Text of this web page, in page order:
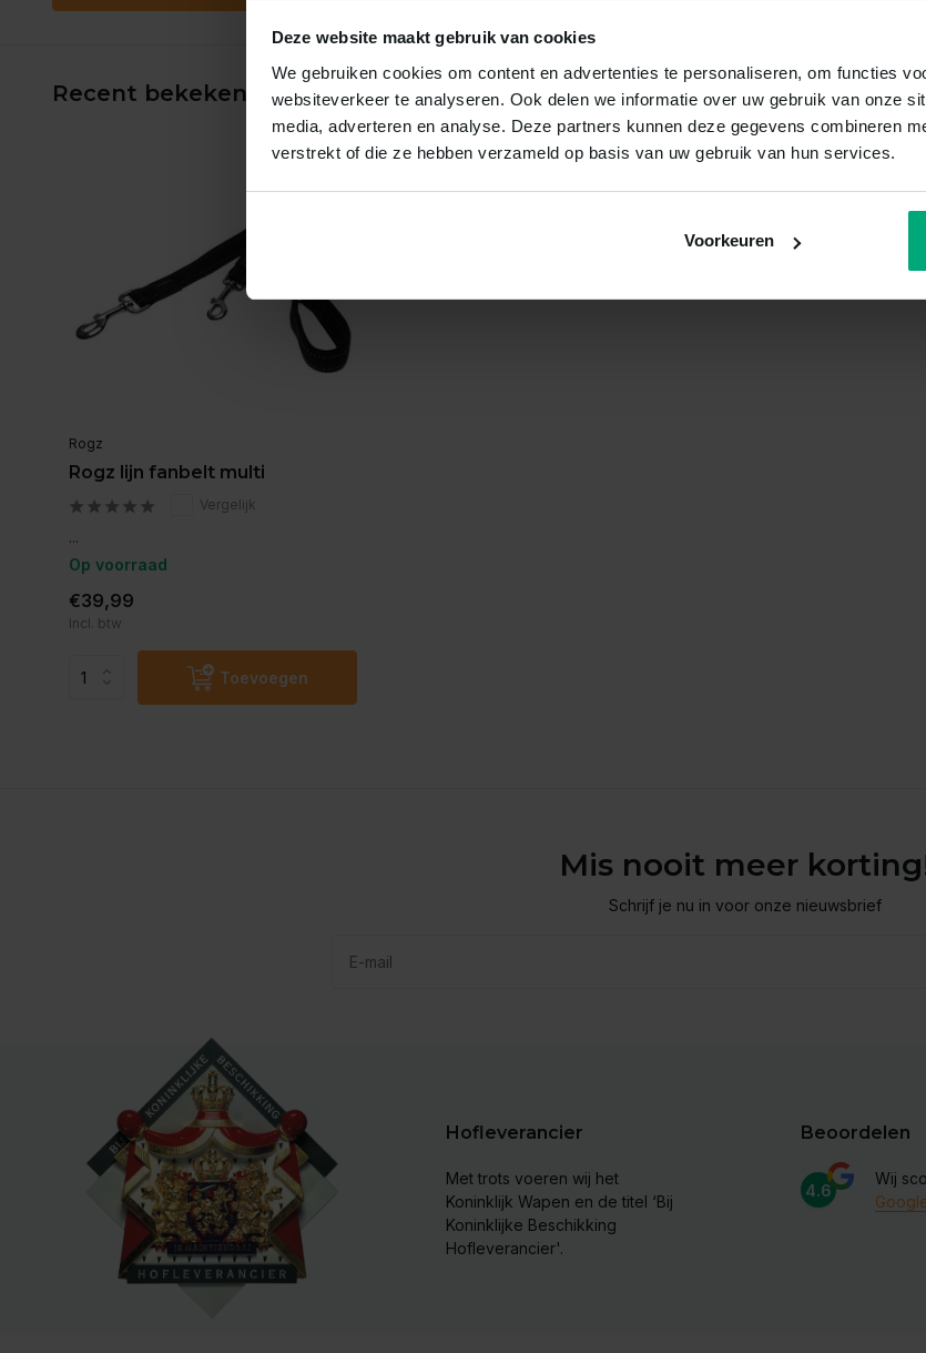
Deze website maakt gebruik van cookies
We gebruiken cookies om content en advertenties te personaliseren, om functies
websiteverkeer te analyseren. Ook delen we informatie over uw gebruik van onze
media, adverteren en analyse. Deze partners kunnen deze gegevens combineren
verstrekt of die ze hebben verzameld op basis van uw gebruik van hun services.
Voorkeuren
Recent bekeken
Rogz
Rogz lijn fanbelt multi
Vergelijk
...
Op voorraad
€39,99
Incl. btw
Toevoegen
Mis nooit meer
Schrijf je nu in voor onze nieuwsbrief
Hofleverancier
Met trots voeren wij het
Koninklijk Wapen en de titel ‘Bij
Koninklijke Beschikking
Hofleverancier'.
Beoordelen
4.6
Wij